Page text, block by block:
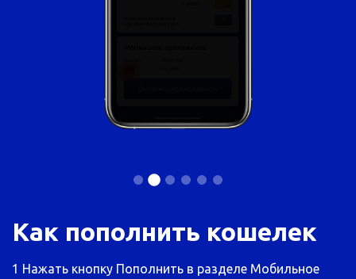
Как пополнить кошелек
1 Нажать кнопку Пополнить в разделе Мобильное